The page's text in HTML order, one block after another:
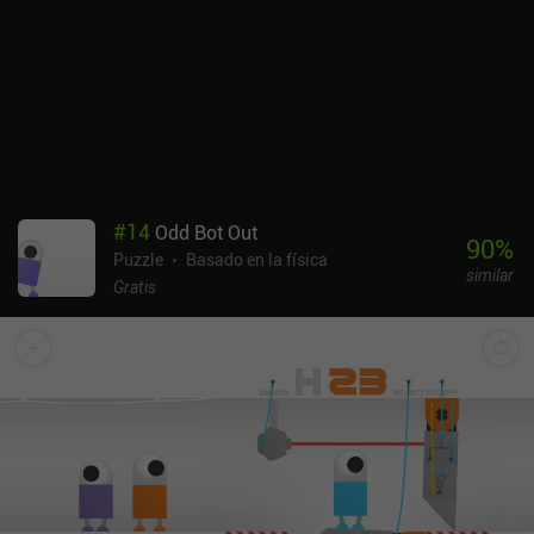
#14 Odd Bot Out
Puzzle
Basado en la física
Gratis
90%
similar